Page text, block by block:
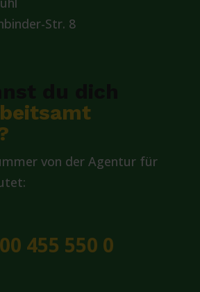
Str. 8
von der Agentur für
455 550 0